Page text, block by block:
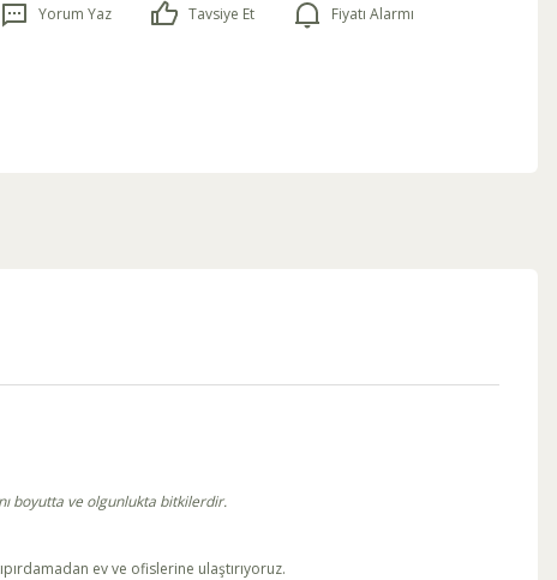
Yorum Yaz Tavsiye Et Fiyatı Alarmı
boyutta ve olgunlukta bitkilerdir.
ev ve ofislerine ulaştırıyoruz.